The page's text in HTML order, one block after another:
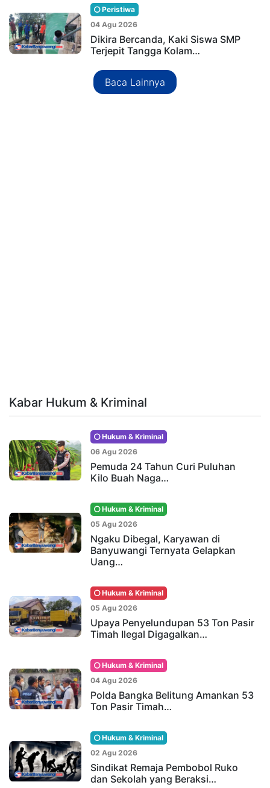
Peristiwa
04 Agu 2026
Dikira Bercanda, Kaki Siswa SMP
Terjepit Tangga Kolam…
Baca Lainnya
Kabar Hukum & Kriminal
Hukum & Kriminal
06 Agu 2026
Pemuda 24 Tahun Curi Puluhan
Kilo Buah Naga…
Hukum & Kriminal
05 Agu 2026
Ngaku Dibegal, Karyawan di
Banyuwangi Ternyata Gelapkan
Uang…
Hukum & Kriminal
05 Agu 2026
Upaya Penyelundupan 53 Ton Pasir
Timah Ilegal Digagalkan…
Hukum & Kriminal
04 Agu 2026
Polda Bangka Belitung Amankan 53
Ton Pasir Timah…
Hukum & Kriminal
02 Agu 2026
Sindikat Remaja Pembobol Ruko
dan Sekolah yang Beraksi…